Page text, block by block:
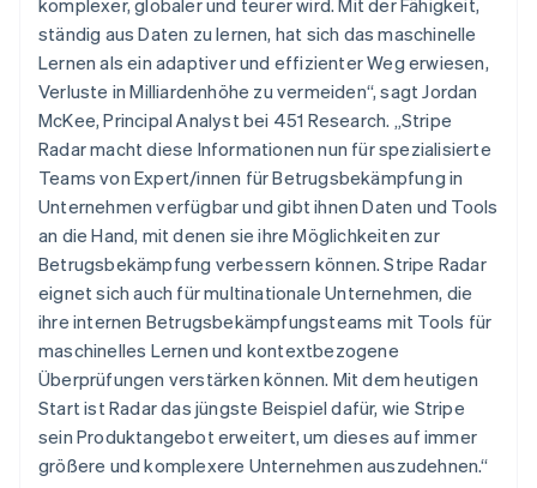
komplexer, globaler und teurer wird. Mit der Fähigkeit,
ständig aus Daten zu lernen, hat sich das maschinelle
Lernen als ein adaptiver und effizienter Weg erwiesen,
Verluste in Milliardenhöhe zu vermeiden“, sagt Jordan
McKee, Principal Analyst bei 451 Research. „Stripe
Radar macht diese Informationen nun für spezialisierte
Teams von Expert/innen für Betrugsbekämpfung in
Unternehmen verfügbar und gibt ihnen Daten und Tools
an die Hand, mit denen sie ihre Möglichkeiten zur
Betrugsbekämpfung verbessern können. Stripe Radar
eignet sich auch für multinationale Unternehmen, die
ihre internen Betrugsbekämpfungsteams mit Tools für
maschinelles Lernen und kontextbezogene
Überprüfungen verstärken können. Mit dem heutigen
Start ist Radar das jüngste Beispiel dafür, wie Stripe
sein Produktangebot erweitert, um dieses auf immer
größere und komplexere Unternehmen auszudehnen.“
English
Portugal
PortuguêsEnglish
Rumänien
English
Schweden
SvenskaEnglish
Schweiz
Deutsch Français Italiano English
Singapur
English简体中文
Slowakei
English
Slowenien
EnglishItaliano
Sonderverwaltungsregion Hongkong,
China
English简体中文
Spanien